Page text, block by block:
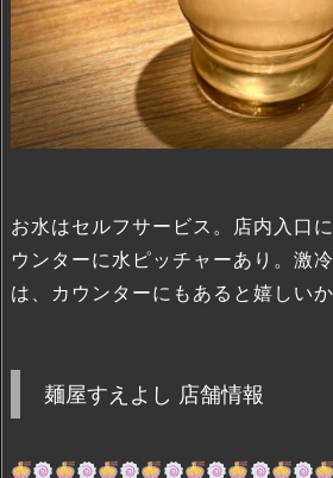
お水はセルフサービス。店内入口
ウンターに水ピッチャーあり。激
は、カウンターにもあると嬉しいか
麺屋すえよし 店舗情報